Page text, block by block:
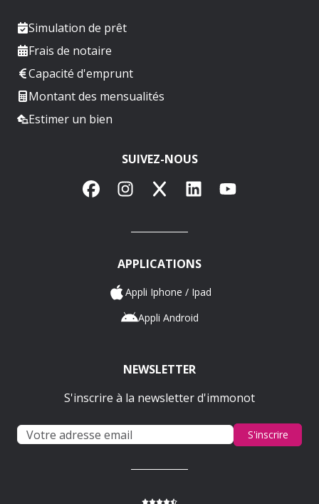
Simulation de prêt
Frais de notaire
Capacité d'emprunt
Montant des mensualités
Estimer un bien
SUIVEZ-NOUS
FacebookInstagram
X LinkedInYouTube
APPLICATIONS
Appli Iphone / Ipad
Appli Android
NEWSLETTER
S'inscrire à la newsletter d'immonot
S'inscrire